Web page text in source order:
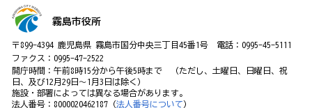
霧島市役所
〒899-4394 鹿児島県 霧島市国分中央三丁目45番1号 電話：0995-45-5111
ファクス：0995-47-2522
開庁時間：午前8時15分から午後5時まで （ただし、土曜日、日曜日、祝
日、及び12月29日～1月3日は除く）
施設・部署によっては異なる場合があります。
法人番号：8000020462187（法人番号について）